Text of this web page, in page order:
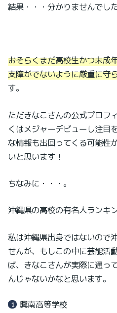
結果・・・分かりませんでし
おそらくまだ高校生かつ未成
支障がでないように厳重に守
す。
ただきなこさんの公式プロフ
くはメジャーデビューし注目
な情報も出回ってくる可能性
いと思います！
ちなみに・・・。
沖縄県の高校の有名人ランキ
私は沖縄県出身ではないので
せんが、もしこの中に芸能活
ば、きなこさんが実際に通っ
んじゃないかなと思います。
興南高等学校